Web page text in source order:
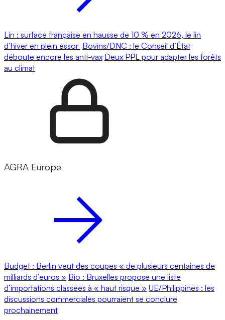
Lin : surface française en hausse de 10 % en 2026, le lin
d’hiver en plein essor Bovins/DNC : le Conseil d’État
déboute encore les anti-vax Deux PPL pour adapter les forêts
au climat
AGRA Europe
Budget : Berlin veut des coupes « de plusieurs centaines de
milliards d’euros » Bio : Bruxelles propose une liste
d’importations classées à « haut risque » UE/Philippines : les
discussions commerciales pourraient se conclure
prochainement